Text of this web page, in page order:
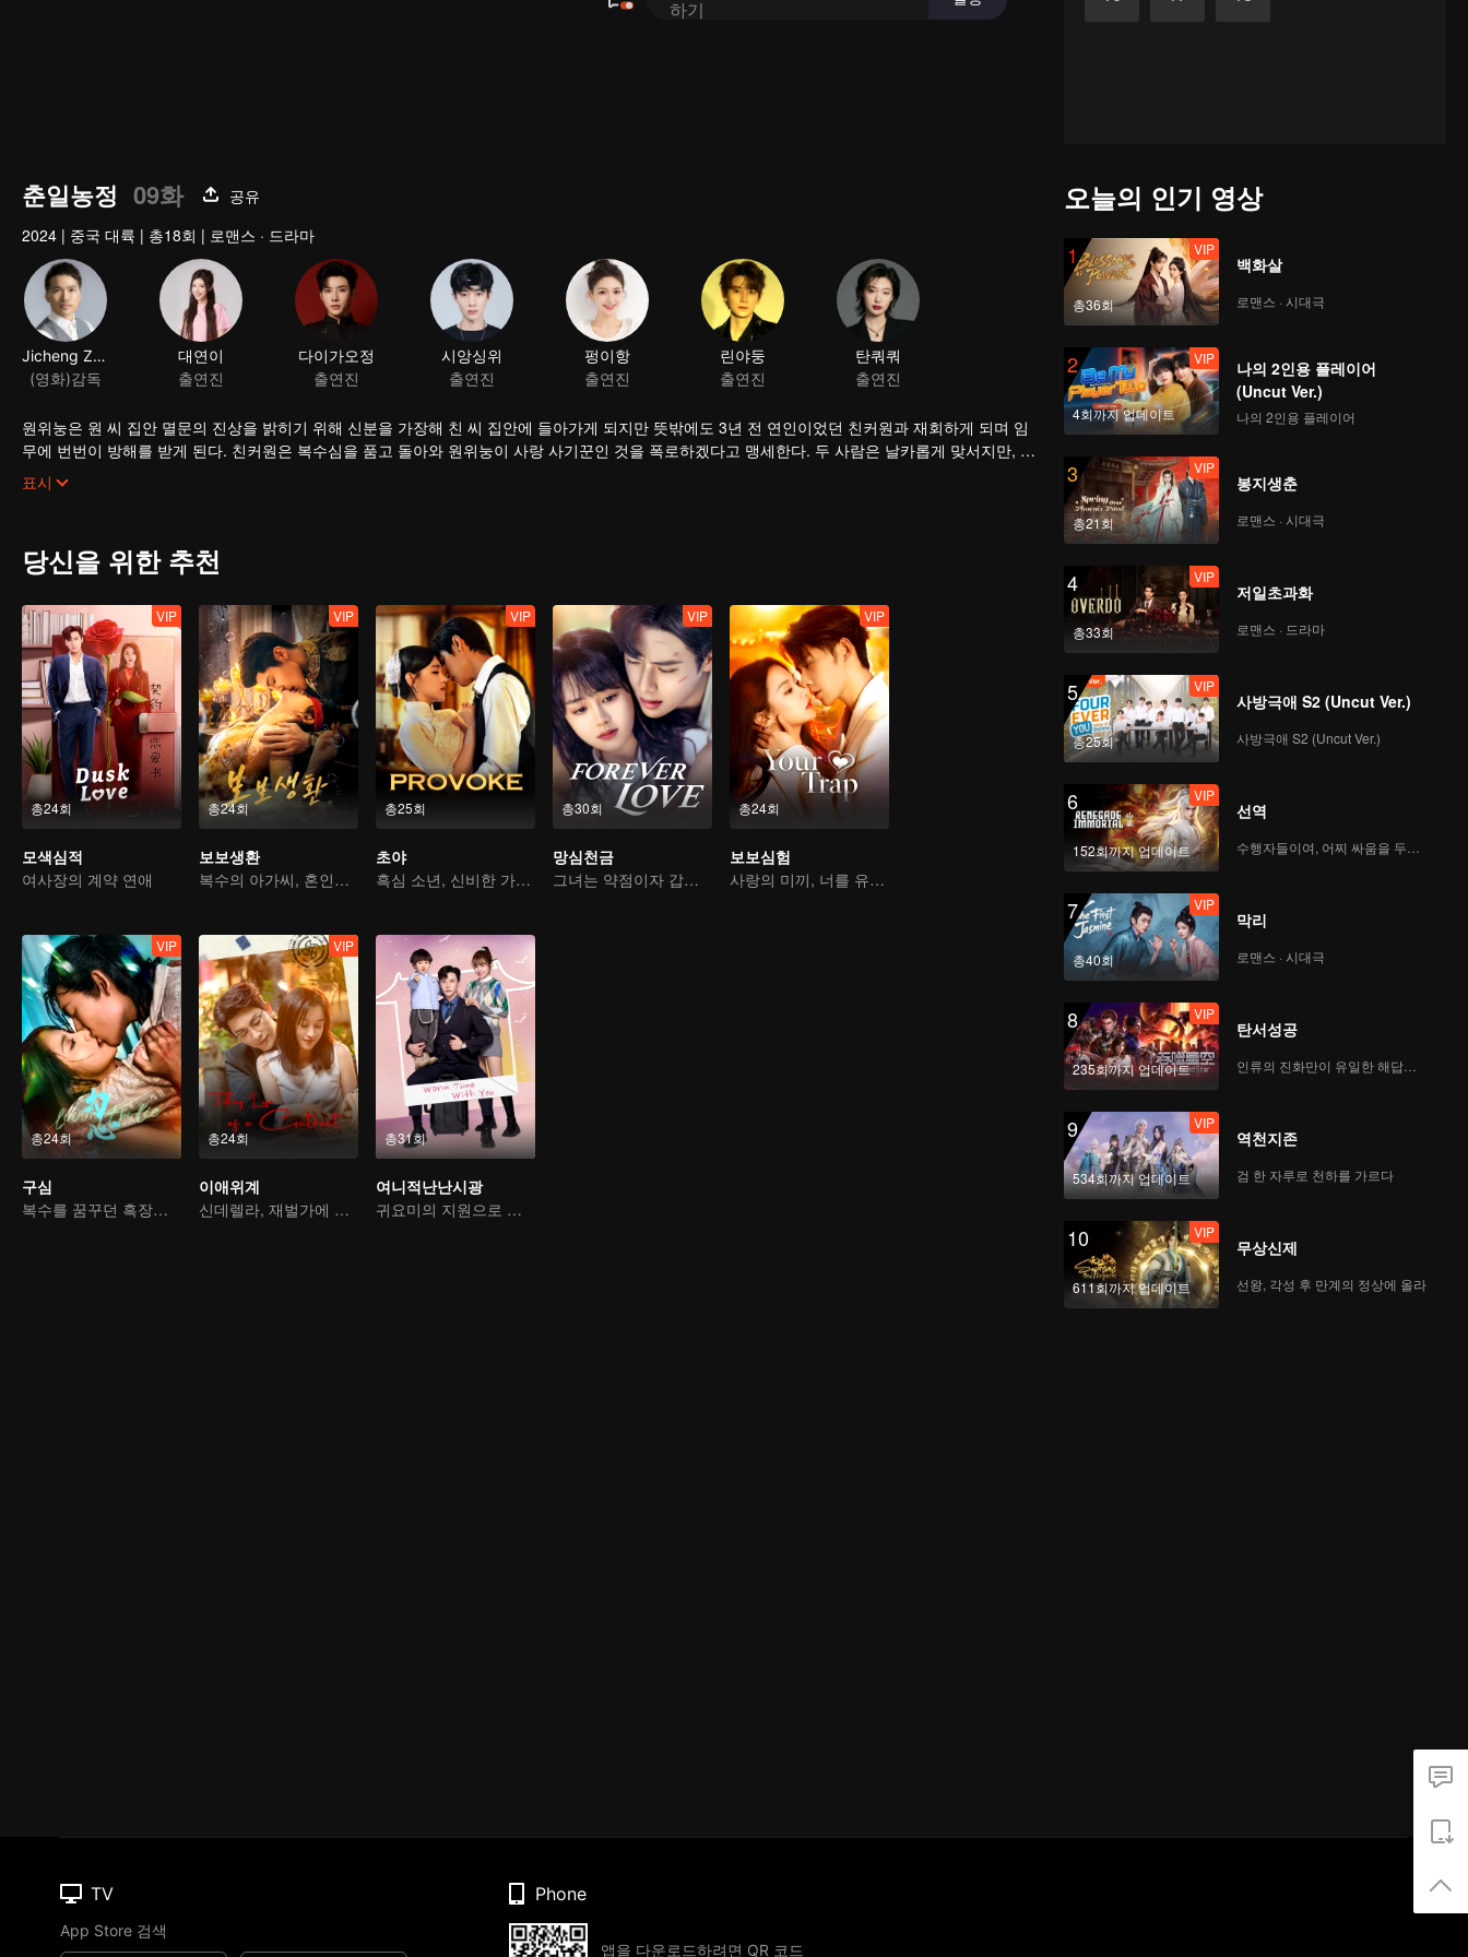
춘일농정 09화
공유
2024 | 중국 대륙 | 총18회 | 로맨스 · 드라마
Jicheng Zou
(영화)감독
대연이
출연진
원위눙은 원 씨 집안 멸문의 진상을 밝히기 위해 신분을 가장해 친 씨 집안에 들아가게 되지만 뜻밖에도 3년 전 연인이었던 친커원과 재회하게 되며 임
무에 번번이 방해를 받게 된다. 친커원은 복수심을 품고 돌아와 원위눙이 사랑 사기꾼인 것을 폭로하겠다고 맹세한다. 두 사람은 날카롭게 맞서지만, 계
속 주위를 맴도는 동안 정이 더욱 깊어진다.
표시
당신을 위한 추천
총24회
VIP
모색심적
여사장의 계약 연애
총24회
VIP
보보생환
복수의 아가씨, 혼인을 미끼로 재벌가에 시집간다
총25회
VIP
초야
흑심 소년, 신비한 가수에게 빠지다
총30회
VIP
망심천금
그녀는 약점이자 갑옷이다
총24회
VIP
보보심험
사랑의 미끼, 너를 유혹하다
총24회
VIP
구심
복수를 꿈꾸던 흑장미, 카사노바에게 빠지다
총24회
VIP
이애위계
신데렐라, 재벌가에 돌아오다
총31회
여니적난난시광
귀요미의 지원으로 가짜 부부에서 진짜 로맨스로
오늘의 인기 영상
1
총36회
VIP
백화살
로맨스 · 시대극
2
4회까지 업데이트
VIP
나의 2인용 플레이어
(Uncut Ver.)
나의 2인용 플레이어
3
총21회
VIP
봉지생춘
로맨스 · 시대극
4
총33회
VIP
저일초과화
로맨스 · 드라마
5
총25회
VIP
사방극애 S2 (Uncut Ver.)
사방극애 S2 (Uncut Ver.)
6
152회까지 업데이트
VIP
선역
7
총40회
VIP
막리
로맨스 · 시대극
8
235회까지 업데이트
VIP
탄서성공
인류의 진화만이 유일한 해답이다
9
534회까지 업데이트
VIP
역천지존
검 한 자루로 천하를 가르다
10
611회까지 업데이트
VIP
무상신제
선왕, 각성 후 만계의 정상에 올라
TV
App Store 검색
Phone
앱을 다운로드하려면 QR 코드